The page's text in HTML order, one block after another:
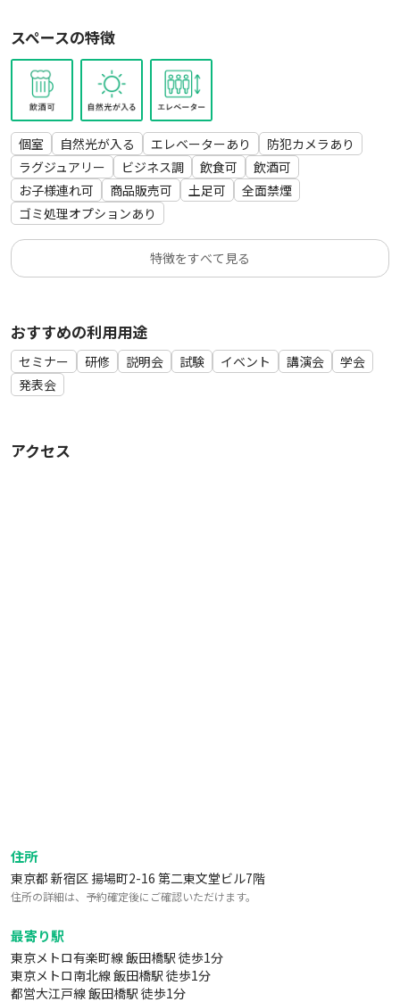
必要がございます。
清掃方法は、スペース内にある利用ガイドをご確認ください。
スペースの特徴
個室 自然光が入る エレベーターあり
防犯カメラあり
ラグジュアリー
ビジネス調 飲食可
飲酒可
お子様連れ可
商品販売可 土足可
全面禁煙
ゴミ処理オプションあり
特徴をすべて見る
おすすめの利用用途
セミナー 研修 説明会 試験 イベント 講演会
学会
発表会
アクセス
住所
東京都 新宿区 揚場町2-16 第二東文堂ビル7階
住所の詳細は、予約確定後にご確認いただけます。
最寄り駅
東京メトロ有楽町線 飯田橋駅 徒歩1分
東京メトロ南北線 飯田橋駅 徒歩1分
都営大江戸線 飯田橋駅 徒歩1分